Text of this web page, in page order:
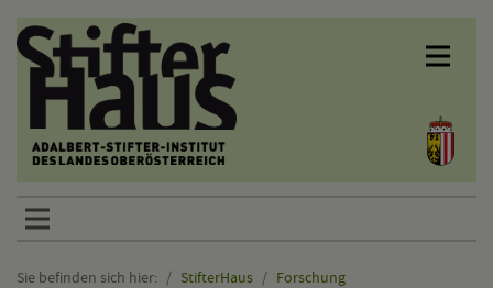
Sprunglinks
Sie befinden sich hier: StifterHaus
Forschung